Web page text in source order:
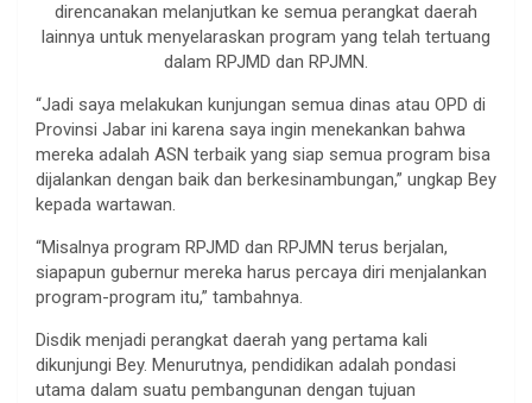
direncanakan melanjutkan ke semua perangkat daerah
lainnya untuk menyelaraskan program yang telah tertuang
dalam RPJMD dan RPJMN.
“Jadi saya melakukan kunjungan semua dinas atau OPD di
Provinsi Jabar ini karena saya ingin menekankan bahwa
mereka adalah ASN terbaik yang siap semua program bisa
dijalankan dengan baik dan berkesinambungan,” ungkap Bey
kepada wartawan.
“Misalnya program RPJMD dan RPJMN terus berjalan,
siapapun gubernur mereka harus percaya diri menjalankan
program-program itu,” tambahnya.
Disdik menjadi perangkat daerah yang pertama kali
dikunjungi Bey. Menurutnya, pendidikan adalah pondasi
utama dalam suatu pembangunan dengan tujuan